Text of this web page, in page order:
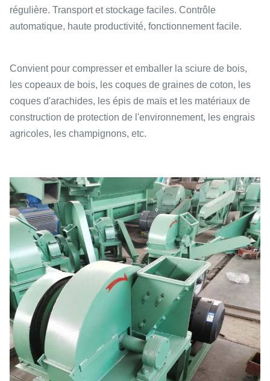
régulière. Transport et stockage faciles. Contrôle
automatique, haute productivité, fonctionnement facile.
Convient pour compresser et emballer la sciure de bois,
les copeaux de bois, les coques de graines de coton, les
coques d'arachides, les épis de maïs et les matériaux de
construction de protection de l'environnement, les engrais
agricoles, les champignons, etc.